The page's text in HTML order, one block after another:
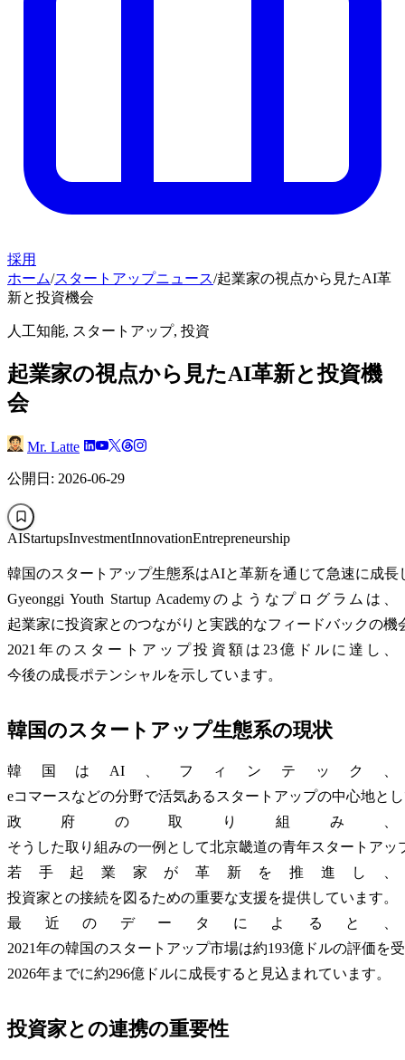
採用
ホーム/スタートアップニュース/起業家の視点から見たAI革
新と投資機会
人工知能, スタートアップ, 投資
起業家の視点から見たAI革新と投資機
会
Mr. Latte
公開日: 2026-06-29
AIStartupsInvestmentInnovationEntrepreneurship
韓国のスタートアップ生態系はAIと革新を通じて急速に成長
Gyeonggi Youth Startup Academyのようなプログラムは、
起業家に投資家とのつながりと実践的なフィードバックの機
2021年のスタートアップ投資額は23億ドルに達し、
今後の成長ポテンシャルを示しています。
韓国のスタートアップ生態系の現状
韓国はAI、フィンテック、
eコマースなどの分野で活気あるスタートアップの中心地と
政府の取り組み、
そうした取り組みの一例として北京畿道の青年スタートアッ
若手起業家が革新を推進し、
投資家との接続を図るための重要な支援を提供しています。
最近のデータによると、
2021年の韓国のスタートアップ市場は約193億ドルの評価を
2026年までに約296億ドルに成長すると見込まれています。
投資家との連携の重要性